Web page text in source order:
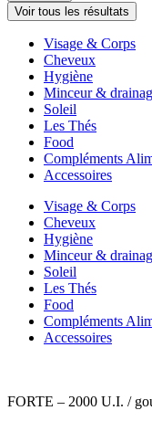
Voir tous les résultats
Visage & Corps
Cheveux
Hygiène
Minceur &
Soleil
Les Thés
Food
Compléments
Accessoires
Visage & Corps
Cheveux
Hygiène
Minceur &
Soleil
Les Thés
Food
Compléments
Accessoires
FORTE – 2000 U.I. /